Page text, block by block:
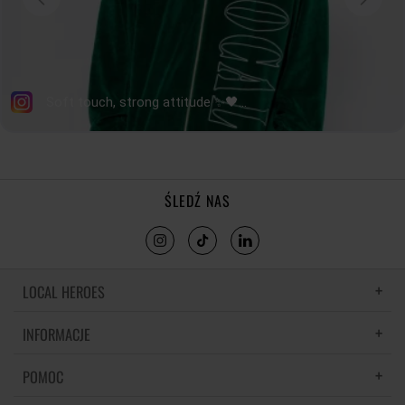
ŚLEDŹ NAS
LOCAL HEROES
LH MEMORIES
INFORMACJE
POLITYKA PRYWATNOŚCI
POMOC